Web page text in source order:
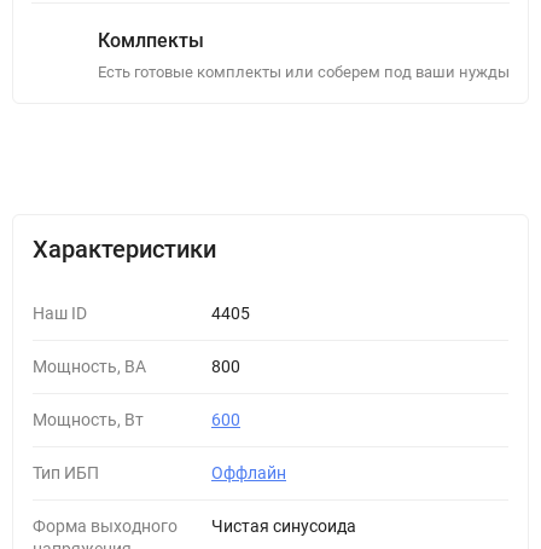
Комлпекты
Есть готовые комплекты или соберем под ваши нужды
Характеристики
Наш ID 4405
Мощность, ВА 800
Мощность, Вт 600
Тип ИБП Оффлайн
Форма выходного
Чистая синусоида